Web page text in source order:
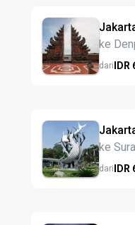
ke
dariIDR
ke
dariIDR